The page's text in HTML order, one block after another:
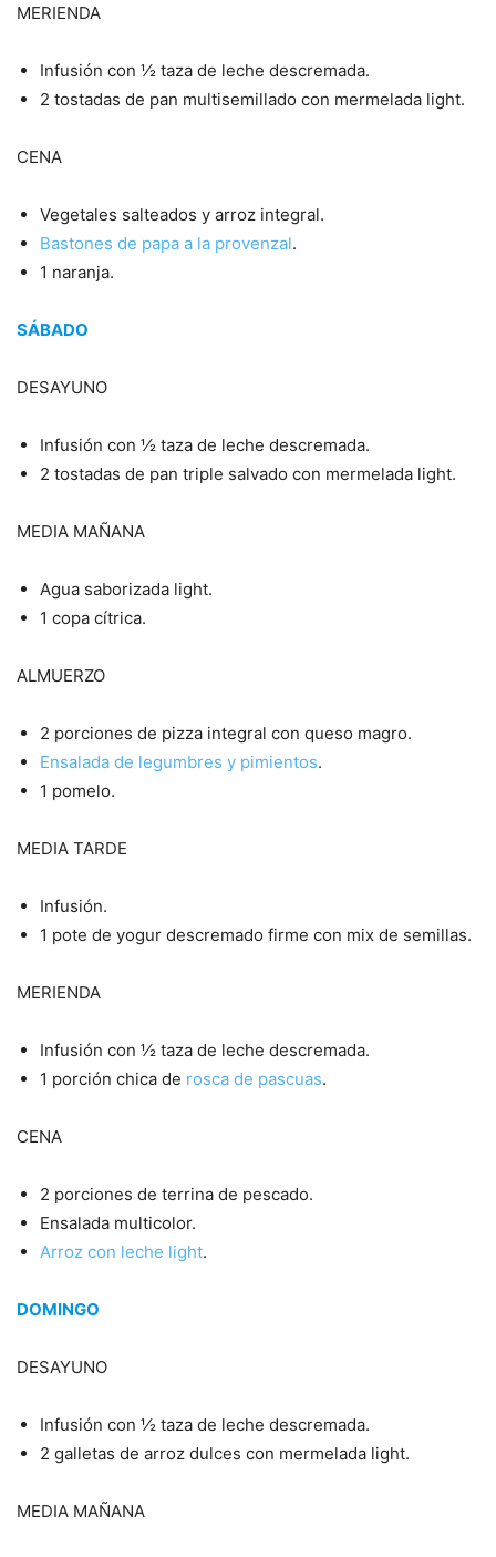
MERIENDA
Infusión con ½ taza de leche descremada.
2 tostadas de pan multisemillado con mermelada light.
CENA
Vegetales salteados y arroz integral.
Bastones de papa a la provenzal.
1 naranja.
SÁBADO
DESAYUNO
Infusión con ½ taza de leche descremada.
2 tostadas de pan triple salvado con mermelada light.
MEDIA MAÑANA
Agua saborizada light.
1 copa cítrica.
ALMUERZO
2 porciones de pizza integral con queso magro.
Ensalada de legumbres y pimientos.
1 pomelo.
MEDIA TARDE
Infusión.
1 pote de yogur descremado firme con mix de semillas.
MERIENDA
Infusión con ½ taza de leche descremada.
1 porción chica de rosca de pascuas.
CENA
2 porciones de terrina de pescado.
Ensalada multicolor.
Arroz con leche light.
DOMINGO
DESAYUNO
Infusión con ½ taza de leche descremada.
2 galletas de arroz dulces con mermelada light.
MEDIA MAÑANA